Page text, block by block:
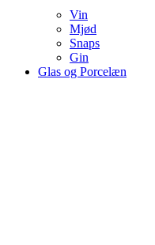
Vin
Mjød
Snaps
Gin
Glas og Porcelæn